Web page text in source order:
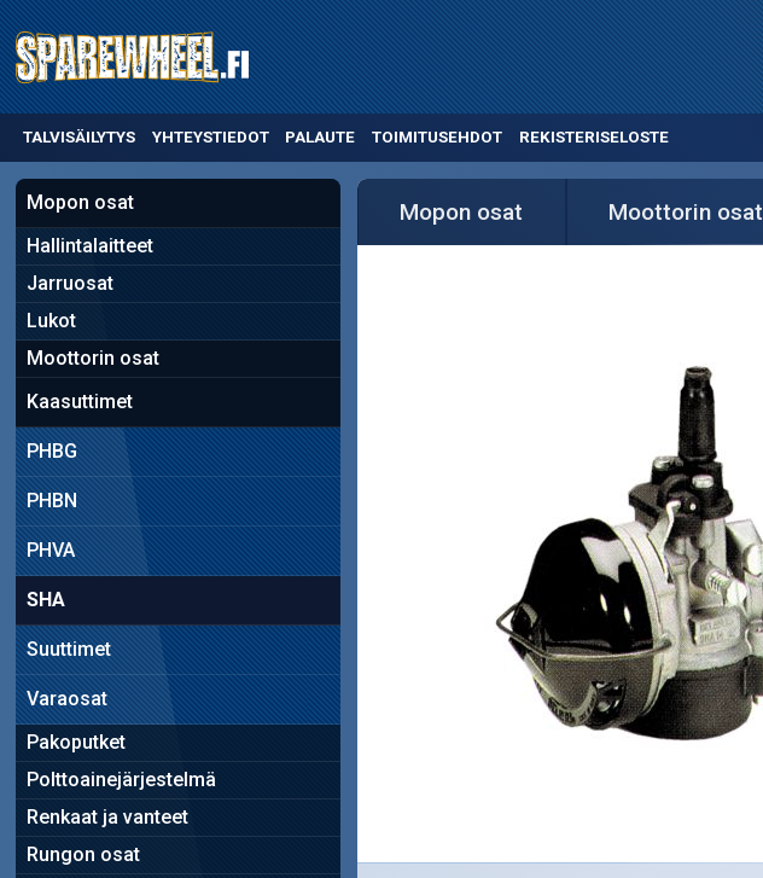
TALVISÄILYTYS YHTEYSTIEDOT PALAUTE TOIMITUSEHDOT REKISTERISELOSTE
Mopon osat
Hallintalaitteet
Jarruosat
Lukot
Moottorin osat
Kaasuttimet
PHBG
PHBN
PHVA
SHA
Suuttimet
Varaosat
Pakoputket
Polttoainejärjestelmä
Renkaat ja vanteet
Rungon osat
Mopon osat Moottorin osat